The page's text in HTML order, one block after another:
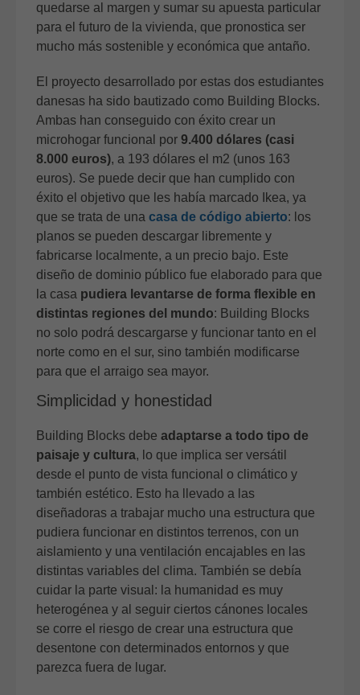
quedarse al margen y sumar su apuesta particular
para el futuro de la vivienda, que pronostica ser
mucho más sostenible y económica que antaño.
El proyecto desarrollado por estas dos estudiantes
danesas ha sido bautizado como Building Blocks.
Ambas han conseguido con éxito crear un
microhogar funcional por 9.400 dólares (casi
8.000 euros), a 193 dólares el m2 (unos 163
euros). Se puede decir que han cumplido con
éxito el objetivo que les había marcado Ikea, ya
que se trata de una casa de código abierto: los
planos se pueden descargar libremente y
fabricarse localmente, a un precio bajo. Este
diseño de dominio público fue elaborado para que
la casa pudiera levantarse de forma flexible en
distintas regiones del mundo: Building Blocks
no solo podrá descargarse y funcionar tanto en el
norte como en el sur, sino también modificarse
para que el arraigo sea mayor.
Simplicidad y honestidad
Building Blocks debe adaptarse a todo tipo de
paisaje y cultura, lo que implica ser versátil
desde el punto de vista funcional o climático y
también estético. Esto ha llevado a las
diseñadoras a trabajar mucho una estructura que
pudiera funcionar en distintos terrenos, con un
aislamiento y una ventilación encajables en las
distintas variables del clima. También se debía
cuidar la parte visual: la humanidad es muy
heterogénea y al seguir ciertos cánones locales
se corre el riesgo de crear una estructura que
desentone con determinados entornos y que
parezca fuera de lugar.